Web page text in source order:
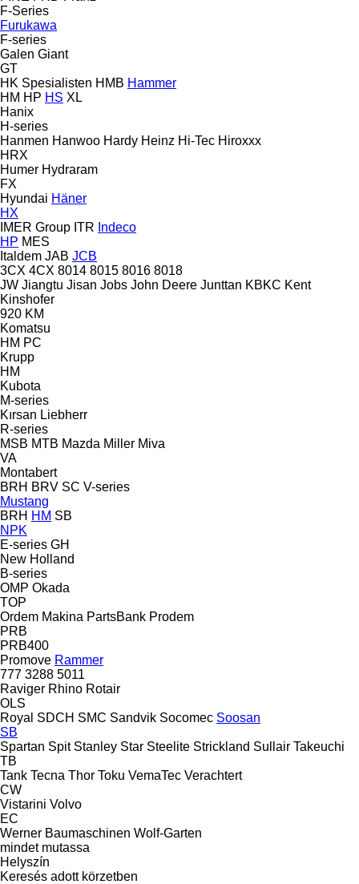
F-Series
Furukawa
F-series
Galen Giant
GT
HK Spesialisten HMB Hammer
HM HP HS XL
Hanix
H-series
Hanmen Hanwoo Hardy Heinz Hi-Tec Hiroxxx
HRX
Humer Hydraram
FX
Hyundai Häner
HX
IMER Group ITR Indeco
HP MES
Italdem JAB JCB
3CX 4CX 8014 8015 8016 8018
JW Jiangtu Jisan Jobs John Deere Junttan KBKC Kent
Kinshofer
920 KM
Komatsu
HM PC
Krupp
HM
Kubota
M-series
Kırsan Liebherr
R-series
MSB MTB Mazda Miller Miva
VA
Montabert
BRH BRV SC V-series
Mustang
BRH HM SB
NPK
E-series GH
New Holland
B-series
OMP Okada
TOP
Ordem Makina PartsBank Prodem
PRB
PRB400
Promove Rammer
777 3288 5011
Raviger Rhino Rotair
OLS
Royal SDCH SMC Sandvik Socomec Soosan
SB
Spartan Spit Stanley Star Steelite Strickland Sullair Takeuchi
TB
Tank Tecna Thor Toku VemaTec Verachtert
CW
Vistarini Volvo
EC
Werner Baumaschinen Wolf-Garten
mindet mutassa
Helyszín
Keresés adott körzetben